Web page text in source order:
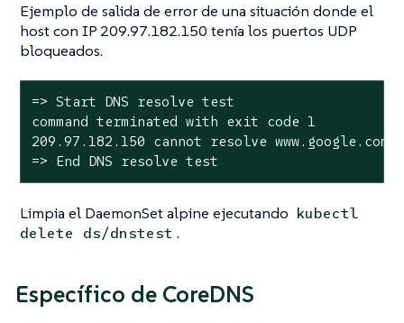
Ejemplo de salida de error de una situación donde el
host con IP 209.97.182.150 tenía los puertos UDP
bloqueados.
=> Start DNS resolve test
command terminated with exit code 1
209.97.182.150 cannot resolve www.google.com
=> End DNS resolve test
Limpia el DaemonSet alpine ejecutando kubectl
delete ds/dnstest .
Específico de CoreDNS